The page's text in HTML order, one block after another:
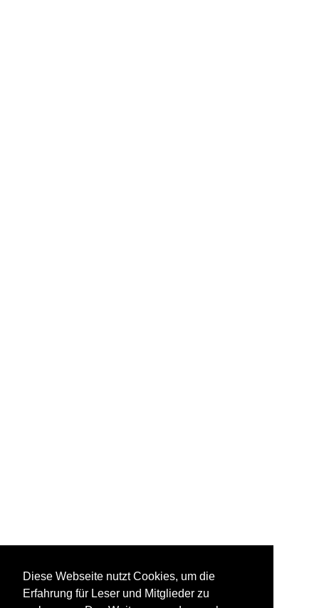
Diese Webseite nutzt Cookies, um die
Erfahrung für Leser und Mitglieder zu